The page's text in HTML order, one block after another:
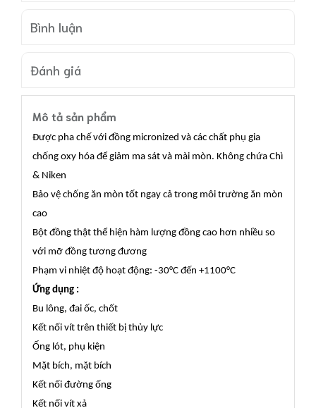
Bình luận
Đánh giá
Mô tả sản phẩm
Được pha chế với đồng micronized và các chất phụ gia
chống oxy hóa để giảm ma sát và mài mòn. Không chứa Chì
& Niken
Bảo vệ chống ăn mòn tốt ngay cả trong môi trường ăn mòn
cao
Bột đồng thật thể hiện hàm lượng đồng cao hơn nhiều so
với mỡ đồng tương đương
Phạm vi nhiệt độ hoạt động: -30°C đến +1100°C
Ứng dụng :
Bu lông, đai ốc, chốt
Kết nối vít trên thiết bị thủy lực
Ống lót, phụ kiện
Mặt bích, mặt bích
Kết nối đường ống
Kết nối vít xả